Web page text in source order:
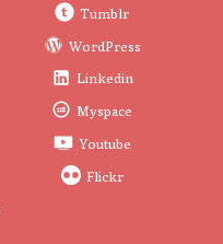
Tumblr
WordPress
Linkedin
Myspace
Youtube
Flickr